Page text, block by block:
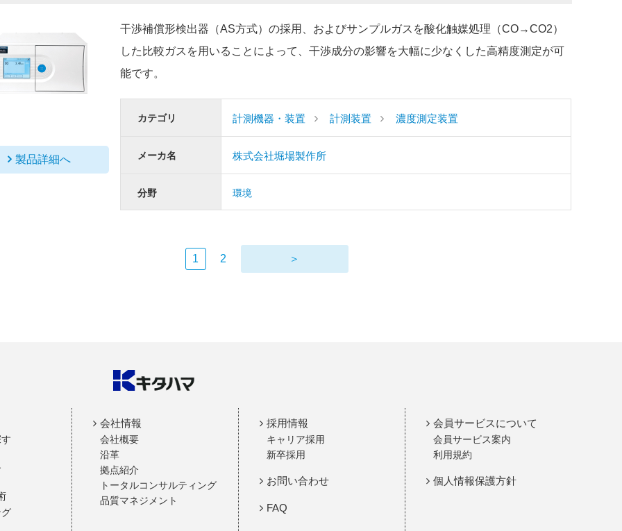
製品詳細へ
干渉補償形検出器（AS方式）の採用、およびサンプルガスを酸化触媒処理（CO→CO2）
した比較ガスを用いることによって、干渉成分の影響を大幅に少なくした高精度測定が可
能です。
カテゴリ 計測機器・装置 計測装置 濃度測定装置
メーカ名 株式会社堀場製作所
分野 環境
1 2 ＞
会社情報
会社概要
沿革
拠点紹介
トータルコンサルティング
品質マネジメント
採用情報
キャリア採用
新卒採用
お問い合わせ
FAQ
会員サービスについて
会員サービス案内
利用規約
個人情報保護方針